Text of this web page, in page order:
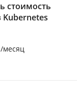
стоимость
Kubernetes
месяц